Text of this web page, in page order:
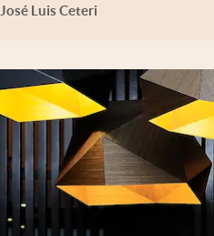
José Luis Ceteri